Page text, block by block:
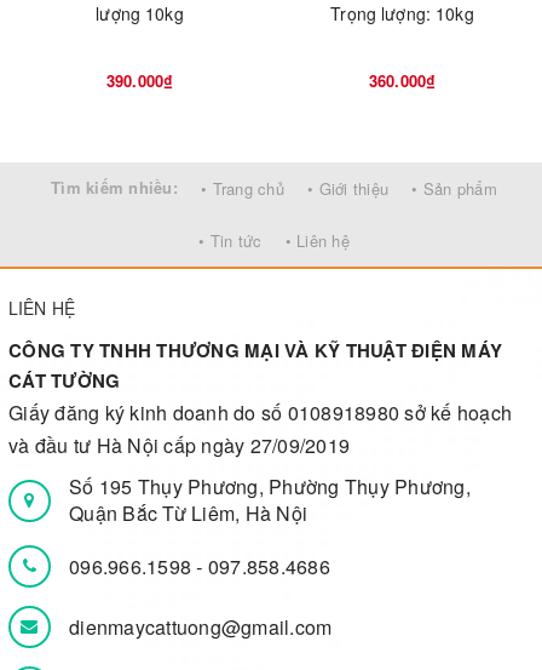
lượng 10kg
390.000₫
Trọng lượng: 10kg
360.000₫
Tìm kiếm nhiều: • Trang chủ • Giới thiệu • Sản phẩm
• Tin tức • Liên hệ
LIÊN HỆ
CÔNG TY TNHH THƯƠNG MẠI VÀ KỸ THUẬT ĐIỆN MÁY
CÁT TƯỜNG
Giấy đăng ký kinh doanh do số 0108918980 sở kế hoạch
và đầu tư Hà Nội cấp ngày 27/09/2019
Số 195 Thụy Phương, Phường Thụy Phương,
Quận Bắc Từ Liêm, Hà Nội
096.966.1598- 097.858.4686
dienmaycattuong@gmail.com